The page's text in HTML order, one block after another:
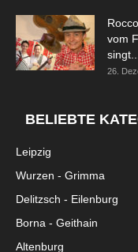
vom
26.
BELIEBTE
Leipzig
Wurzen - Grimma
Delitzsch - Eilenburg
Borna - Geithain
Altenburg